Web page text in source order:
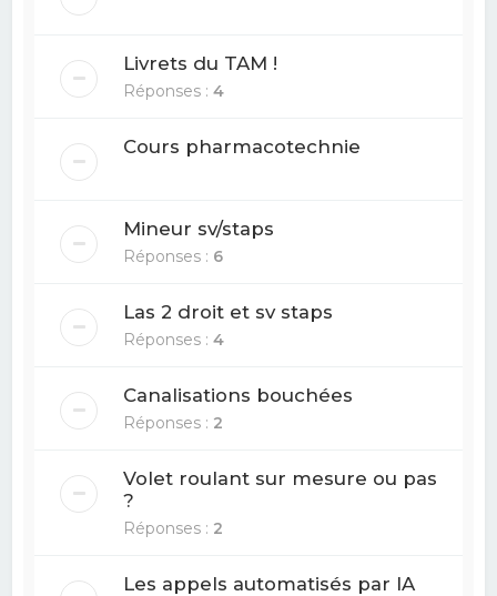
Livrets du TAM !
Réponses :4
Cours pharmacotechnie
Mineur sv/staps
Réponses : 6
Las 2 droit et sv staps
Réponses :4
Canalisations bouchées
Réponses : 2
Volet roulant sur mesure ou pas
?
Réponses : 2
Les appels automatisés par IA